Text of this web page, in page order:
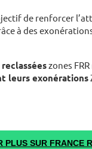
de renforcer
à des
zones FRR
leurs exonérations
PLUS SUR FRANCE